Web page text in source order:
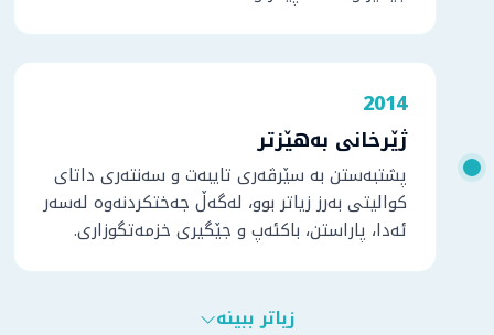
2014
ژێرخانی بەهێزتر
پشتبەستن بە سێرڤەری تایبەت و سەنتەری داتای
کوالیتی بەرز زیاتر بوو، لەگەڵ جەختکردنەوە لەسەر
ئەدا، پاراستن، باکئەپ و جێگیری خزمەتگوزاری.
زیاتر ببینە